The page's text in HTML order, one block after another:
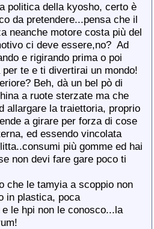
politica della kyosho, certo è
da pretendere...pensa che il
neanche motore costa più del
ci deve essere,no? Ad
e rigirando prima o poi
te e ti divertirai un mondo!
Beh, dà un bel pò di
a ruote sterzate ma che
allargare la traiettoria, proprio
a girare per forza di cose
ed essendo vincolata
più gomme ed hai
non devi fare gare poco ti
che le tamyia a scoppio non
in plastica, poca
le hpi non le conosco...la